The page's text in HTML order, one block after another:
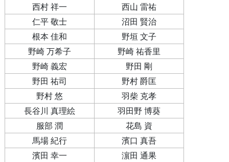
西村 祥一
西山 雷祐
仁平 敬士
沼田 賢治
根本 佳和
野垣 文子
野崎 万希子
野崎 祐香里
野崎 義宏
野田 剛
野田 祐司
野村 爵匡
野村 悠
羽柴 克孝
長谷川 真理絵
羽田野 博葵
服部 潤
花島 資
馬場 紀行
濱口 真吾
濱田 幸一
濵田 通果